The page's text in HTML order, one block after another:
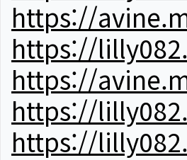
https://
https://
https://
https://
https://